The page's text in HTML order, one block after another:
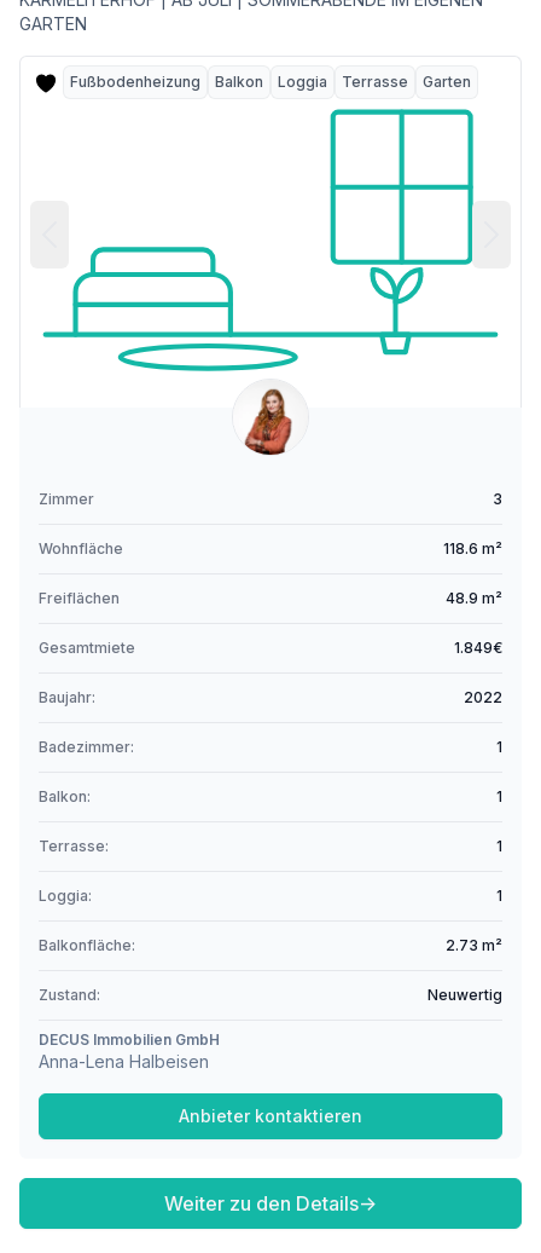
GARTEN
Fußbodenheizung Balkon Loggia Terrasse Garten
Zimmer 3
Wohnfläche 118.6 m²
Freiflächen 48.9 m²
Gesamtmiete 1.849€
Baujahr: 2022
Badezimmer: 1
Balkon: 1
Terrasse: 1
Loggia: 1
Balkonfläche: 2.73 m²
Zustand: Neuwertig
DECUS Immobilien GmbH
Anna-Lena Halbeisen
Anbieter kontaktieren
Weiter zu den Details→